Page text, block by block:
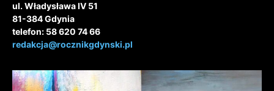
ul. Władysława IV 51
81-384 Gdynia
telefon: 58 620 74 66
redakcja@rocznikgdynski.pl